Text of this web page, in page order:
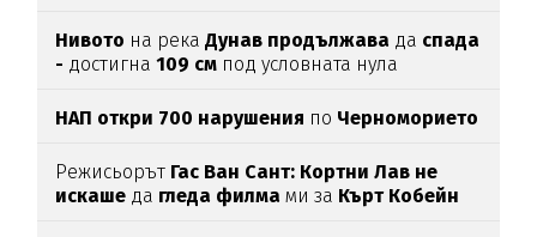
Нивото на рекаДунав продължава да спада
- достигна109 см под условната нула
НАП откри 700 нарушения по Черноморието
Режисьорът Гас Ван Сант: Кортни Лав не
искаше да гледа филма ми за Кърт Кобейн